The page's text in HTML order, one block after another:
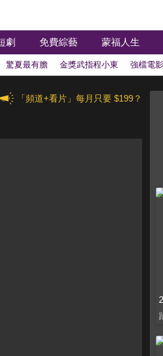
劇 免費綜藝 蒙福人生
驚夏最有膽 金獎武指程小東 強檔電
「頻道+看片」每月只要 $199？